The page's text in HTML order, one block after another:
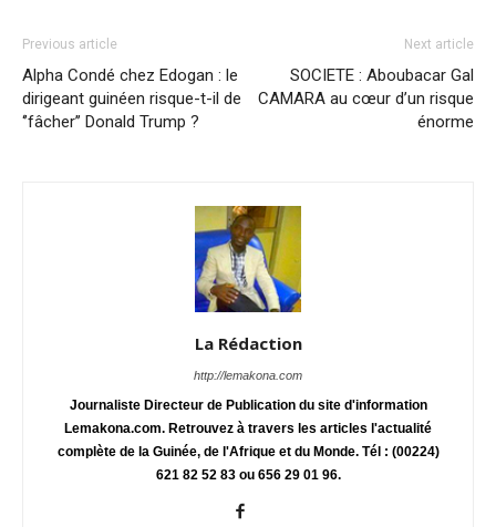
Previous article
Alpha Condé chez Edogan : le
dirigeant guinéen risque-t-il de
‘’fâcher’’ Donald Trump ?
Next article
SOCIETE : Aboubacar Gal
CAMARA au cœur d’un risque
énorme
La Rédaction
http://lemakona.com
Journaliste Directeur de Publication du site d'information
Lemakona.com. Retrouvez à travers les articles l'actualité
complète de la Guinée, de l'Afrique et du Monde. Tél : (00224)
621 82 52 83 ou 656 29 01 96.